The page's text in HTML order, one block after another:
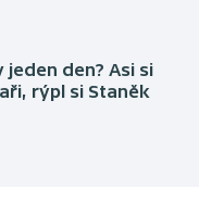
den? Asi si
rýpl si Staněk